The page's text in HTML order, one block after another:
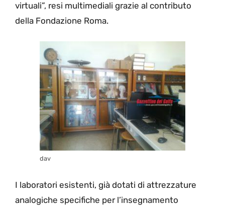
virtuali”, resi multimediali grazie al contributo
della Fondazione Roma.
dav
I laboratori esistenti, già dotati di attrezzature
analogiche specifiche per l’insegnamento